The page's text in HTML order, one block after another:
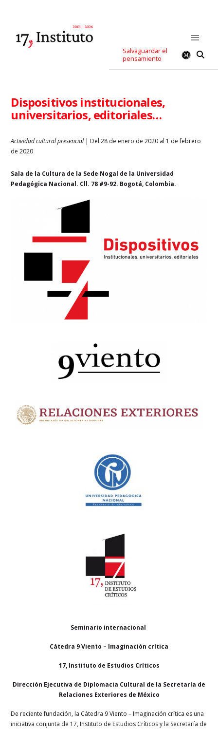
Salvaguardar el
pensamiento
Dispositivos institucionales,
universitarios, editoriales…
Actividad cultural presencial| Del 28 de enero de 2020 al 1 de febrero
de 2020
Sala de la Cultura de la Sede Nogal de la Universidad
Pedagógica Nacional. Cll. 78 #9-92. Bogotá, Colombia.
Seminario internacional
Cátedra 9 Viento – Imaginación crítica
17, Instituto de Estudios Críticos
Dirección Ejecutiva de Diplomacia Cultural de la Secretaría de
Relaciones Exteriores de México
De reciente fundación, la Cátedra 9 Viento – Imaginación crítica es una
iniciativa conjunta de 17, Instituto de Estudios Críticos y la Secretaría de